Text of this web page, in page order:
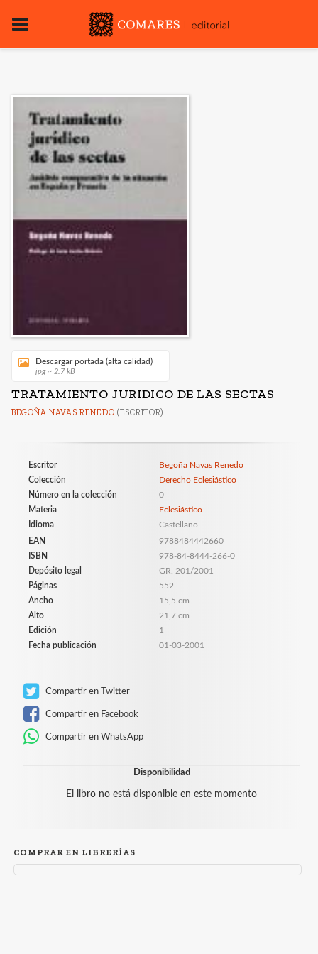
Descargar portada (alta calidad)
jpg ~ 2.7 kB
TRATAMIENTO JURIDICO DE LAS SECTAS
BEGOÑA NAVAS RENEDO (ESCRITOR)
Escritor
Begoña Navas Renedo
Colección
Derecho Eclesiástico
Número en la colección
0
Materia
Eclesiástico
Idioma
Castellano
EAN
9788484442660
ISBN
978-84-8444-266-0
Depósito legal
GR. 201/2001
Páginas
552
Ancho
15,5 cm
Alto
21,7 cm
Edición
1
Fecha publicación
01-03-2001
Compartir en Twitter
Compartir en Facebook
Compartir en WhatsApp
Disponibilidad
El libro no está disponible en este momento
COMPRAR EN LIBRERÍAS